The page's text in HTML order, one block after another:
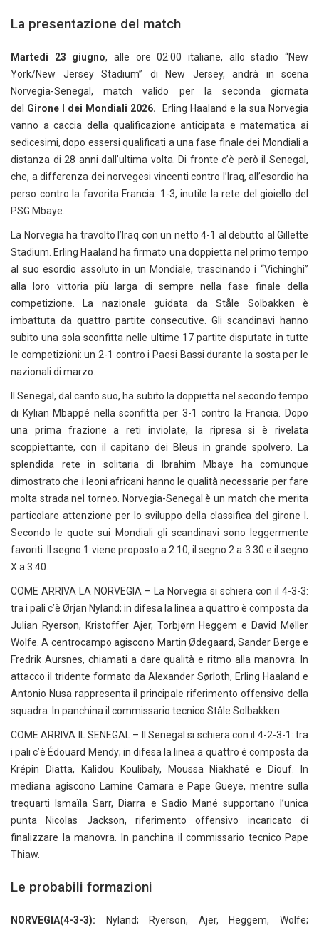
La presentazione del match
Martedì 23 giugno, alle ore 02:00 italiane, allo stadio “New
York/New Jersey Stadium” di New Jersey, andrà in scena
Norvegia-Senegal, match valido per la seconda giornata
del Girone I dei Mondiali 2026.
Erling Haaland e la sua Norvegia
vanno a caccia della qualificazione anticipata e matematica ai
sedicesimi, dopo essersi qualificati a una fase finale dei Mondiali a
distanza di 28 anni dall’ultima volta. Di fronte c’è però il Senegal,
che, a differenza dei norvegesi vincenti contro l’Iraq, all’esordio ha
perso contro la favorita Francia: 1-3, inutile la rete del gioiello del
PSG Mbaye.
La Norvegia ha travolto l’Iraq con un netto 4-1 al debutto al Gillette
Stadium. Erling Haaland ha firmato una doppietta nel primo tempo
al suo esordio assoluto in un Mondiale, trascinando i “Vichinghi”
alla loro vittoria più larga di sempre nella fase finale della
competizione. La nazionale guidata da Ståle Solbakken è
imbattuta da quattro partite consecutive. Gli scandinavi hanno
subito una sola sconfitta nelle ultime 17 partite disputate in tutte
le competizioni: un 2-1 contro i Paesi Bassi durante la sosta per le
nazionali di marzo.
Il Senegal, dal canto suo, ha subito la doppietta nel secondo tempo
di Kylian Mbappé nella sconfitta per 3-1 contro la Francia. Dopo
una prima frazione a reti inviolate, la ripresa si è rivelata
scoppiettante, con il capitano dei Bleus in grande spolvero. La
splendida rete in solitaria di Ibrahim Mbaye ha comunque
dimostrato che i leoni africani hanno le qualità necessarie per fare
molta strada nel torneo. Norvegia-Senegal è un match che merita
particolare attenzione per lo sviluppo della classifica del girone I.
Secondo le quote sui Mondiali gli scandinavi sono leggermente
favoriti. Il segno 1 viene proposto a 2.10, il segno 2 a 3.30 e il segno
X a 3.40.
COME ARRIVA LA NORVEGIA – La Norvegia si schiera con il 4-3-3:
tra i pali c’è Ørjan Nyland; in difesa la linea a quattro è composta da
Julian Ryerson, Kristoffer Ajer, Torbjørn Heggem e David Møller
Wolfe. A centrocampo agiscono Martin Ødegaard, Sander Berge e
Fredrik Aursnes, chiamati a dare qualità e ritmo alla manovra. In
attacco il tridente formato da Alexander Sørloth, Erling Haaland e
Antonio Nusa rappresenta il principale riferimento offensivo della
squadra. In panchina il commissario tecnico Ståle Solbakken.
COME ARRIVA IL SENEGAL – Il Senegal si schiera con il 4-2-3-1: tra
i pali c’è Édouard Mendy; in difesa la linea a quattro è composta da
Krépin Diatta, Kalidou Koulibaly, Moussa Niakhaté e Diouf. In
mediana agiscono Lamine Camara e Pape Gueye, mentre sulla
trequarti Ismaïla Sarr, Diarra e Sadio Mané supportano l’unica
punta Nicolas Jackson, riferimento offensivo incaricato di
finalizzare la manovra. In panchina il commissario tecnico Pape
Thiaw.
Le probabili formazioni
NORVEGIA(4-3-3):
Nyland; Ryerson, Ajer, Heggem, Wolfe;